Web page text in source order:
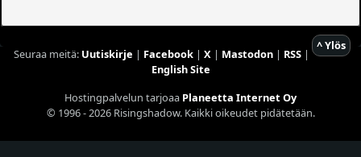
^ Ylös
Seuraa meitä: Uutiskirje | Facebook| X| Mastodon| RSS|
English Site
Hostingpalvelun tarjoaa Planeetta Internet Oy
© 1996 - 2026 Risingshadow. Kaikki oikeudet pidätetään.